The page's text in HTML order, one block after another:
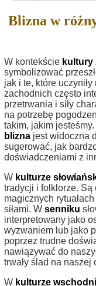
Blizna w
W kontekście kultury
symbolizować
jak i te, które
zachodnich często
przetrwania i siły
na potrzebę
takim, jakim
blizna jest widoczna
sugerować, jak
doświadczeniami z
W kulturze
tradycji i folklorze. Są
magicznych
siłami. W senniku
interpretowany jako
wyzwaniem lub jako
poprzez trudne
nawiązywać do
trwały ślad na naszej
W kulturze